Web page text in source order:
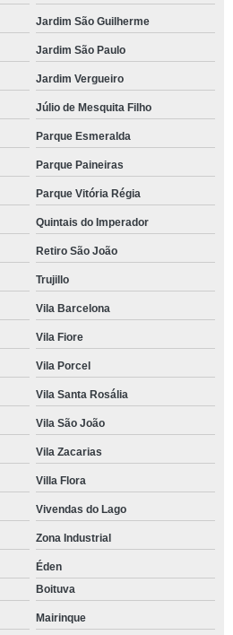
Jardim São Guilherme
Jardim São Paulo
Jardim Vergueiro
Júlio de Mesquita Filho
Parque Esmeralda
Parque Paineiras
Parque Vitória Régia
Quintais do Imperador
Retiro São João
Trujillo
Vila Barcelona
Vila Fiore
Vila Porcel
Vila Santa Rosália
Vila São João
Vila Zacarias
Villa Flora
Vivendas do Lago
Zona Industrial
Éden
Boituva
Mairinque